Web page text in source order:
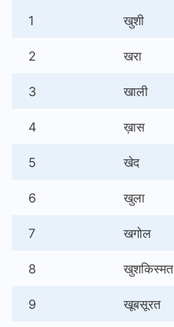
1 खुशी
2 खरा
3 खाली
4 ख़ास
5 खेद
6 खुला
7 खगोल
8 खुशकिस्मत
9 खूबसूरत